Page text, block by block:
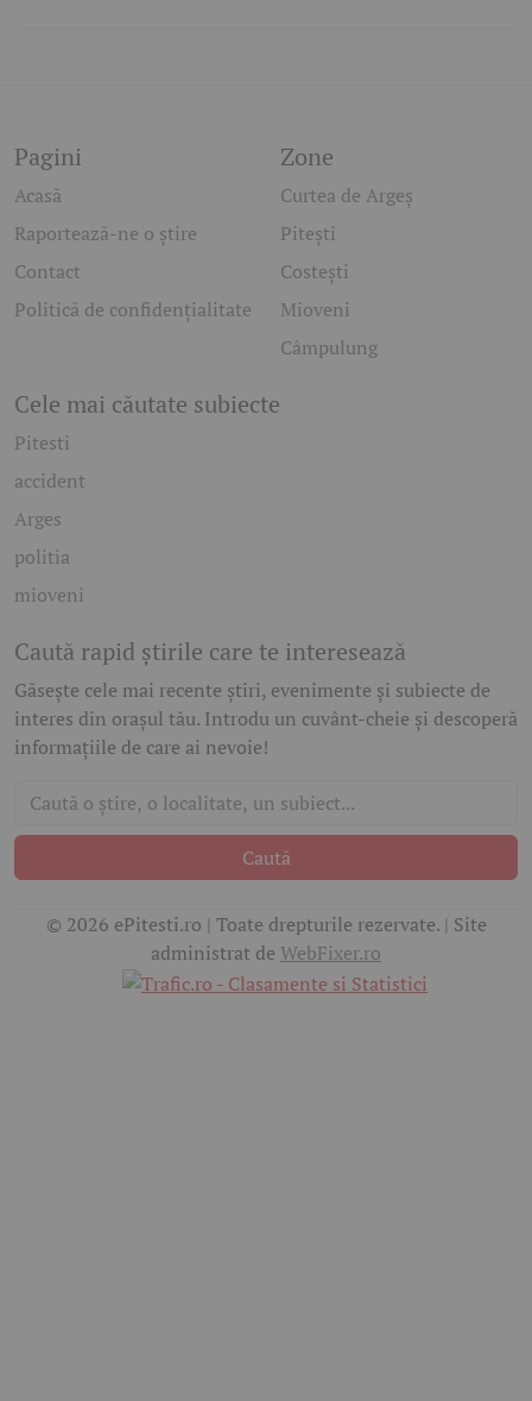
Pagini
Acasă
Raportează-ne o știre
Contact
Politică de confidențialitate
Zone
Curtea de Argeș
Pitești
Costești
Mioveni
Câmpulung
Cele mai căutate subiecte
Pitesti
accident
Arges
politia
mioveni
Caută rapid știrile care te interesează
Găsește cele mai recente știri, evenimente și subiecte de
interes din orașul tău. Introdu un cuvânt-cheie și descoperă
informațiile de care ai nevoie!
Caută
© 2026 ePitesti.ro | Toate drepturile rezervate. | Site
administrat de WebFixer.ro